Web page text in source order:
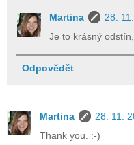
Martina
28.
Je to krásný
Odpovědět
Martina
28. 11.
Thank you. :-)